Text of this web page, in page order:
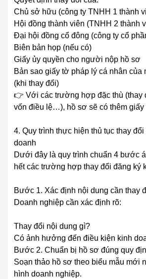
Chủ sở hữu (công ty TNHH 1 thành
Hội đồng thành viên (TNHH 2 thành
Đại hội đồng cổ đông (công ty cổ
Biên bản họp (nếu có)
Giấy ủy quyền cho người nộp hồ sơ
Bản sao giấy tờ pháp lý cá nhân
(khi thay đổi)
👉 Với các trường hợp đặc thù (thay
vốn điều lệ…), hồ sơ sẽ có thêm
4. Quy trình thực hiện thủ tục thay
doanh
Dưới đây là quy trình chuẩn 4 bước
hết các trường hợp thay đổi đăng ký
Bước 1. Xác định nội dung cần thay
Doanh nghiệp cần xác định rõ:
Thay đổi nội dung gì?
Có ảnh hưởng đến điều kiện kinh
Bước 2. Chuẩn bị hồ sơ đúng quy
Soạn thảo hồ sơ theo biểu mẫu mới
hình doanh nghiệp.